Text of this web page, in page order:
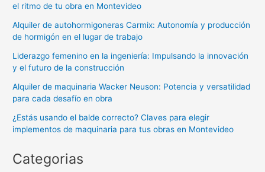
el ritmo de tu obra en Montevideo
Alquiler de autohormigoneras Carmix: Autonomía y producción
de hormigón en el lugar de trabajo
Liderazgo femenino en la ingeniería: Impulsando la innovación
y el futuro de la construcción
Alquiler de maquinaria Wacker Neuson: Potencia y versatilidad
para cada desafío en obra
¿Estás usando el balde correcto? Claves para elegir
implementos de maquinaria para tus obras en Montevideo
Categorias